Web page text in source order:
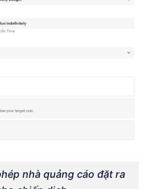
nhà quảng cáo đặt ra